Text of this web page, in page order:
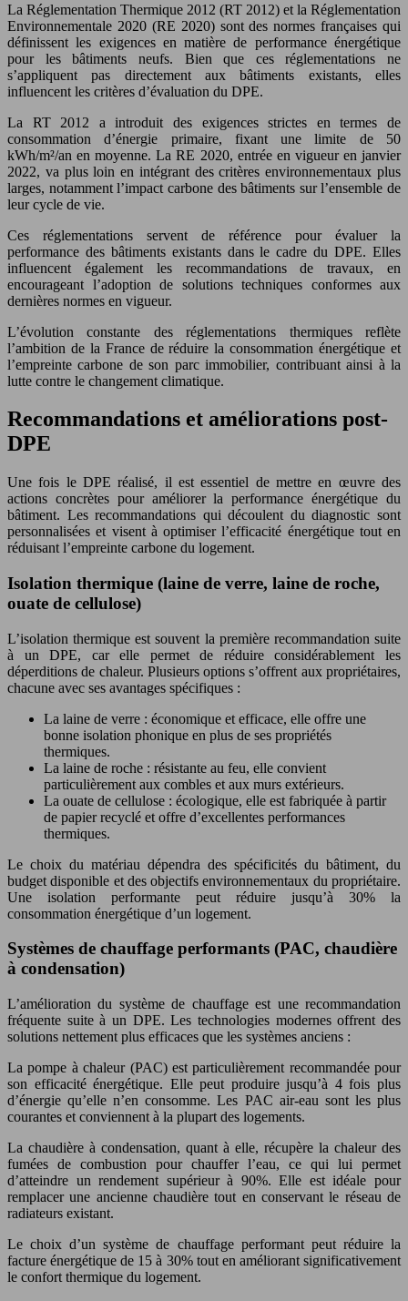
La Réglementation Thermique 2012 (RT 2012) et la Réglementation
Environnementale 2020 (RE 2020) sont des normes françaises qui
définissent les exigences en matière de performance énergétique
pour les bâtiments neufs. Bien que ces réglementations ne
s’appliquent pas directement aux bâtiments existants, elles
influencent les critères d’évaluation du DPE.
La RT 2012 a introduit des exigences strictes en termes de
consommation d’énergie primaire, fixant une limite de 50
kWh/m²/an en moyenne. La RE 2020, entrée en vigueur en janvier
2022, va plus loin en intégrant des critères environnementaux plus
larges, notamment l’impact carbone des bâtiments sur l’ensemble de
leur cycle de vie.
Ces réglementations servent de référence pour évaluer la
performance des bâtiments existants dans le cadre du DPE. Elles
influencent également les recommandations de travaux, en
encourageant l’adoption de solutions techniques conformes aux
dernières normes en vigueur.
L’évolution constante des réglementations thermiques reflète
l’ambition de la France de réduire la consommation énergétique et
l’empreinte carbone de son parc immobilier, contribuant ainsi à la
lutte contre le changement climatique.
Recommandations et améliorations post-
DPE
Une fois le DPE réalisé, il est essentiel de mettre en œuvre des
actions concrètes pour améliorer la performance énergétique du
bâtiment. Les recommandations qui découlent du diagnostic sont
personnalisées et visent à optimiser l’efficacité énergétique tout en
réduisant l’empreinte carbone du logement.
Isolation thermique (laine de verre, laine de roche,
ouate de cellulose)
L’isolation thermique est souvent la première recommandation suite
à un DPE, car elle permet de réduire considérablement les
déperditions de chaleur. Plusieurs options s’offrent aux propriétaires,
chacune avec ses avantages spécifiques :
La laine de verre : économique et efficace, elle offre une
bonne isolation phonique en plus de ses propriétés
thermiques.
La laine de roche : résistante au feu, elle convient
particulièrement aux combles et aux murs extérieurs.
La ouate de cellulose : écologique, elle est fabriquée à partir
de papier recyclé et offre d’excellentes performances
thermiques.
Le choix du matériau dépendra des spécificités du bâtiment, du
budget disponible et des objectifs environnementaux du propriétaire.
Une isolation performante peut réduire jusqu’à 30% la
consommation énergétique d’un logement.
Systèmes de chauffage performants (PAC, chaudière
à condensation)
L’amélioration du système de chauffage est une recommandation
fréquente suite à un DPE. Les technologies modernes offrent des
solutions nettement plus efficaces que les systèmes anciens :
La pompe à chaleur (PAC) est particulièrement recommandée pour
son efficacité énergétique. Elle peut produire jusqu’à 4 fois plus
d’énergie qu’elle n’en consomme. Les PAC air-eau sont les plus
courantes et conviennent à la plupart des logements.
La chaudière à condensation, quant à elle, récupère la chaleur des
fumées de combustion pour chauffer l’eau, ce qui lui permet
d’atteindre un rendement supérieur à 90%. Elle est idéale pour
remplacer une ancienne chaudière tout en conservant le réseau de
radiateurs existant.
Le choix d’un système de chauffage performant peut réduire la
facture énergétique de 15 à 30% tout en améliorant significativement
le confort thermique du logement.